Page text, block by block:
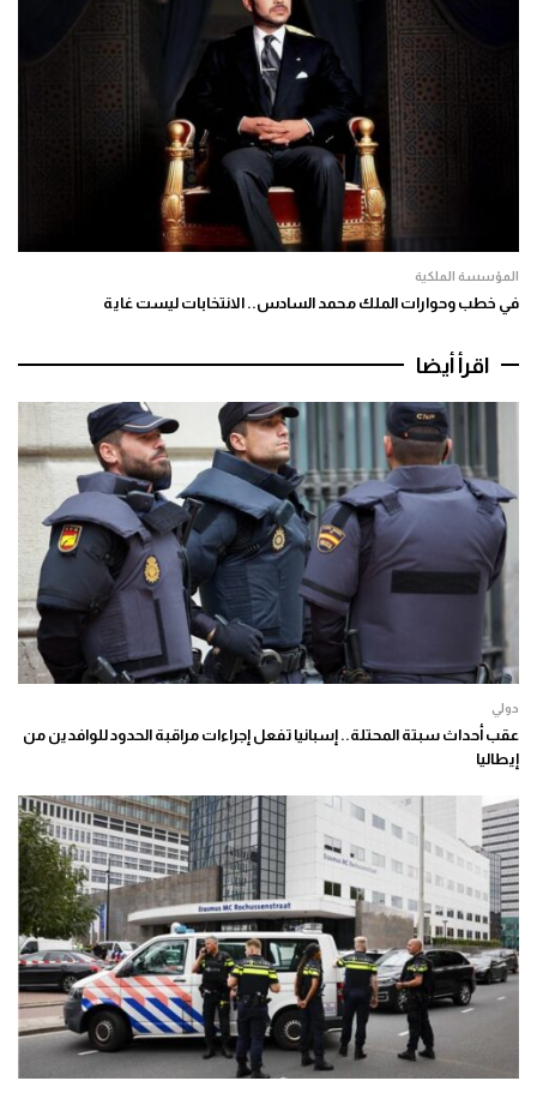
المؤسسة الملكية
في خطب وحوارات الملك محمد السادس.. الانتخابات ليست غاية
اقرأ أيضا
دولي
عقب أحداث سبتة المحتلة.. إسبانيا تفعل إجراءات مراقبة الحدود للوافدين من
إيطاليا